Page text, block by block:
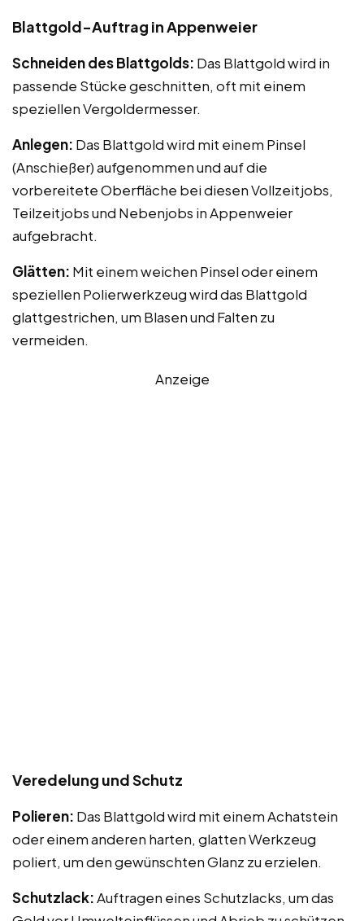
Blattgold-Auftrag in Appenweier
Schneiden des Blattgolds: Das Blattgold wird in
passende Stücke geschnitten, oft mit einem
speziellen Vergoldermesser.
Anlegen: Das Blattgold wird mit einem Pinsel
(Anschießer) aufgenommen und auf die
vorbereitete Oberfläche bei diesen Vollzeitjobs,
Teilzeitjobs und Nebenjobs in Appenweier
aufgebracht.
Glätten: Mit einem weichen Pinsel oder einem
speziellen Polierwerkzeug wird das Blattgold
glattgestrichen, um Blasen und Falten zu
vermeiden.
Anzeige
Veredelung und Schutz
Polieren: Das Blattgold wird mit einem Achatstein
oder einem anderen harten, glatten Werkzeug
poliert, um den gewünschten Glanz zu erzielen.
Schutzlack:Auftragen eines Schutzlacks, um das